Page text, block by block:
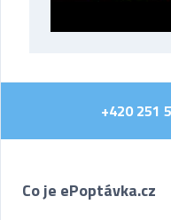
+420 251
Co je ePoptávka.cz